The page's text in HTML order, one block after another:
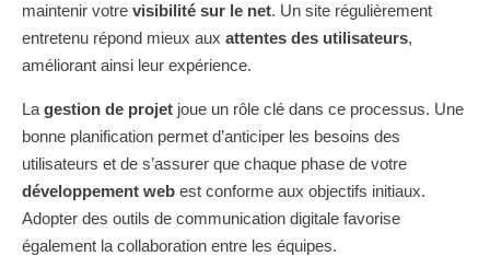
maintenir votre visibilité sur le net. Un site régulièrement
entretenu répond mieux aux attentes des utilisateurs,
améliorant ainsi leur expérience.
La gestion de projet joue un rôle clé dans ce processus. Une
bonne planification permet d’anticiper les besoins des
utilisateurs et de s’assurer que chaque phase de votre
développement web est conforme aux objectifs initiaux.
Adopter des outils de communication digitale favorise
également la collaboration entre les équipes.